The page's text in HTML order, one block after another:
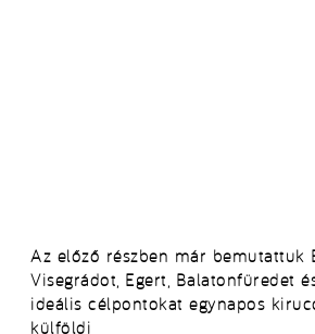
Az előző részben már bemutattuk
Visegrádot, Egert, Balatonfüredet
ideális célpontokat egynapos
külföldi